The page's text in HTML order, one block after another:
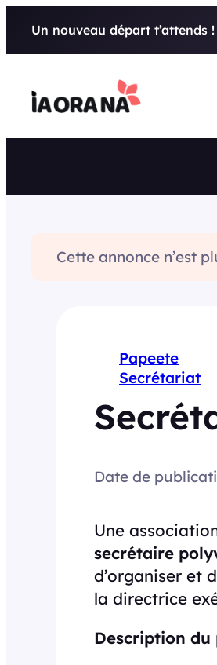
Un nouveau départ t’attends !
Cette annonce n’est
Papeete
Secrétariat
Date de
Une
secrétaire
d’organiser et
la directrice
Description du